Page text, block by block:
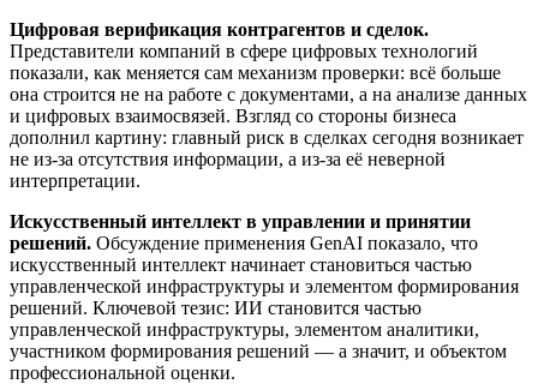
Цифровая верификация контрагентов и сделок.
Представители компаний в сфере цифровых технологий
показали, как меняется сам механизм проверки: всё больше
она строится не на работе с документами, а на анализе данных
и цифровых взаимосвязей. Взгляд со стороны бизнеса
дополнил картину: главный риск в сделках сегодня возникает
не из-за отсутствия информации, а из-за её неверной
интерпретации.
Искусственный интеллект в управлении и принятии
решений. Обсуждение применения GenAI показало, что
искусственный интеллект начинает становиться частью
управленческой инфраструктуры и элементом формирования
решений. Ключевой тезис: ИИ становится частью
управленческой инфраструктуры, элементом аналитики,
участником формирования решений — а значит, и объектом
профессиональной оценки.